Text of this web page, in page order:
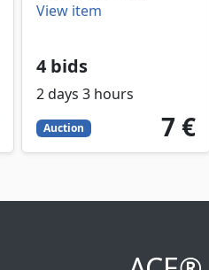
View item
4 bids
2 days 3 hours
Auction 7
EUR
7 €